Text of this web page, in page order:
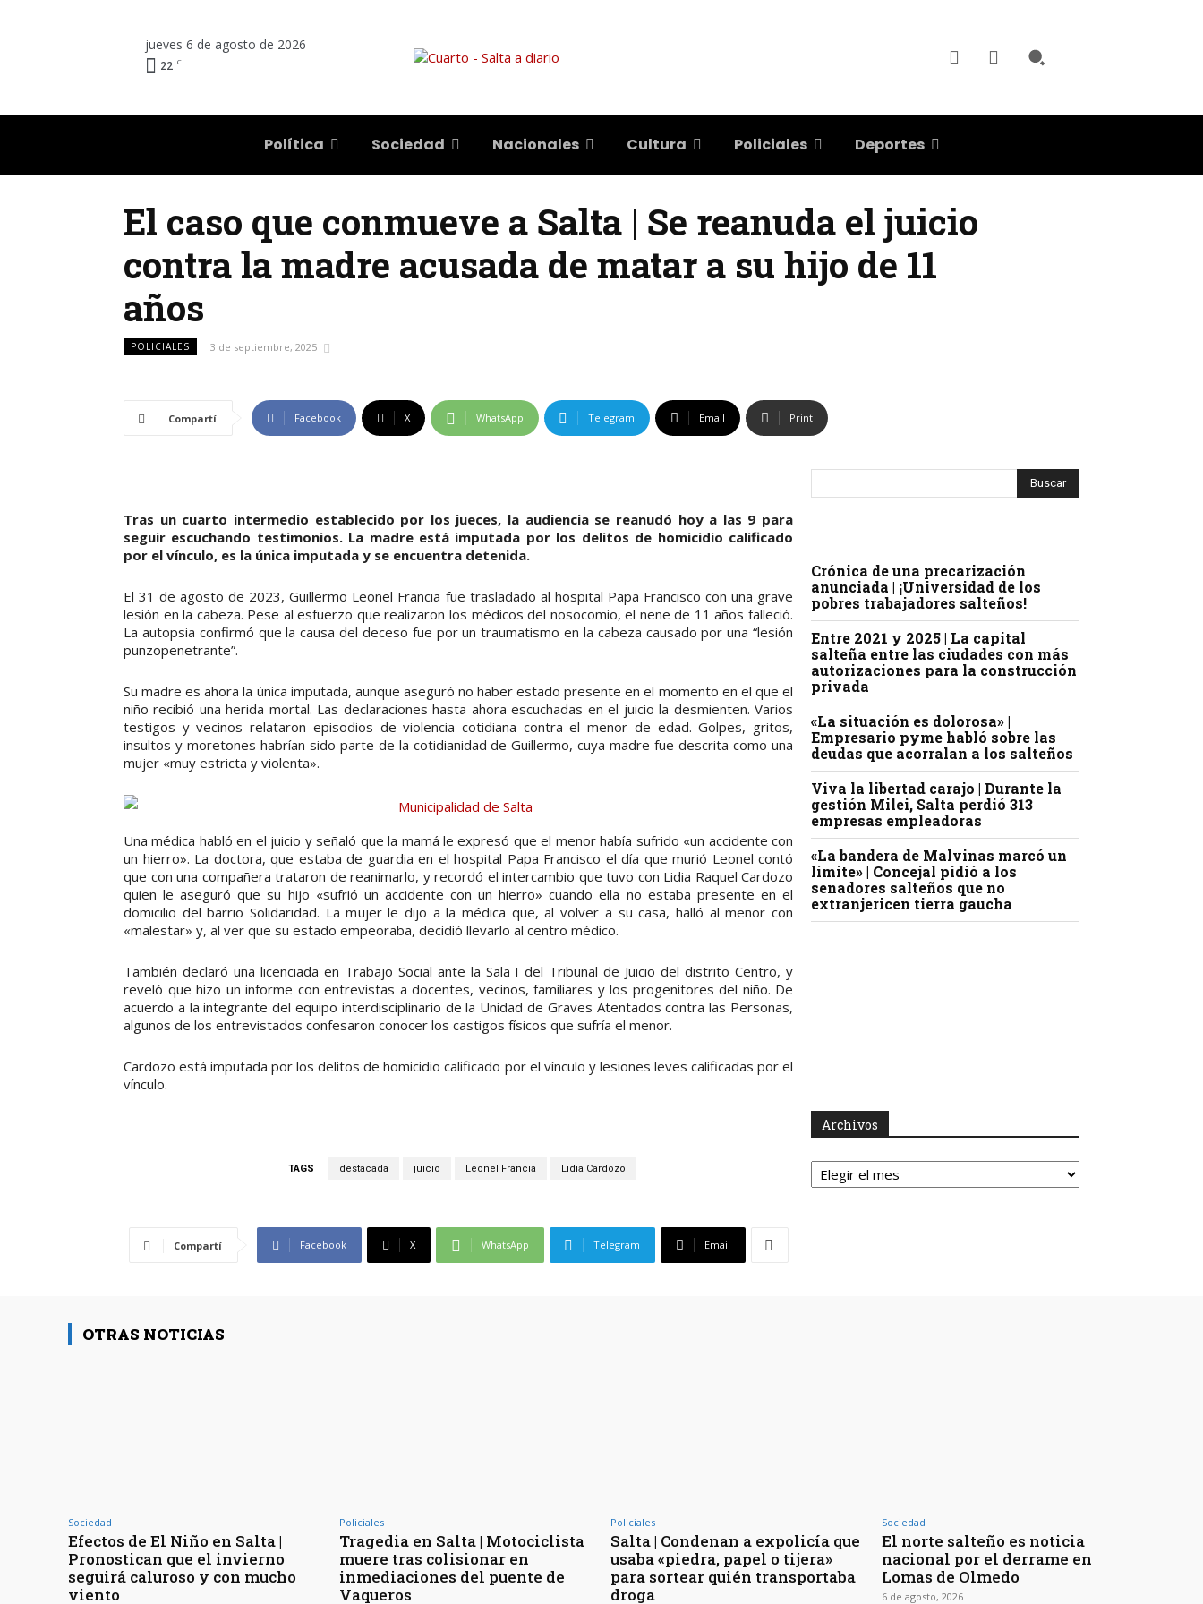
jueves 6 de agosto de 2026
22 C
Política Sociedad Nacionales Cultura Policiales Deportes
El caso que conmueve a Salta | Se reanuda el juicio
contra la madre acusada de matar a su hijo de 11
años
POLICIALES 3 de septiembre, 2025
Compartí Facebook X WhatsApp Telegram Email Print
Tras un cuarto intermedio establecido por los jueces, la audiencia se reanudó hoy a las 9 para
seguir escuchando testimonios. La madre está imputada por los delitos de homicidio calificado
por el vínculo, es la única imputada y se encuentra detenida.
El 31 de agosto de 2023, Guillermo Leonel Francia fue trasladado al hospital Papa Francisco con una grave
lesión en la cabeza. Pese al esfuerzo que realizaron los médicos del nosocomio, el nene de 11 años falleció.
La autopsia confirmó que la causa del deceso fue por un traumatismo en la cabeza causado por una “lesión
punzopenetrante”.
Su madre es ahora la única imputada, aunque aseguró no haber estado presente en el momento en el que el
niño recibió una herida mortal. Las declaraciones hasta ahora escuchadas en el juicio la desmienten. Varios
testigos y vecinos relataron episodios de violencia cotidiana contra el menor de edad. Golpes, gritos,
insultos y moretones habrían sido parte de la cotidianidad de Guillermo, cuya madre fue descrita como una
mujer «muy estricta y violenta».
Una médica habló en el juicio y señaló que la mamá le expresó que el menor había sufrido «un accidente con
un hierro». La doctora, que estaba de guardia en el hospital Papa Francisco el día que murió Leonel contó
que con una compañera trataron de reanimarlo, y recordó el intercambio que tuvo con Lidia Raquel Cardozo
quien le aseguró que su hijo «sufrió un accidente con un hierro» cuando ella no estaba presente en el
domicilio del barrio Solidaridad. La mujer le dijo a la médica que, al volver a su casa, halló al menor con
«malestar» y, al ver que su estado empeoraba, decidió llevarlo al centro médico.
También declaró una licenciada en Trabajo Social ante la Sala I del Tribunal de Juicio del distrito Centro, y
reveló que hizo un informe con entrevistas a docentes, vecinos, familiares y los progenitores del niño. De
acuerdo a la integrante del equipo interdisciplinario de la Unidad de Graves Atentados contra las Personas,
algunos de los entrevistados confesaron conocer los castigos físicos que sufría el menor.
Cardozo está imputada por los delitos de homicidio calificado por el vínculo y lesiones leves calificadas por el
vínculo.
TAGS destacada juicio Leonel Francia Lidia Cardozo
Compartí Facebook X WhatsApp Telegram Email
Crónica de una precarización
anunciada | ¡Universidad de los
pobres trabajadores salteños!
Entre 2021 y 2025 | La capital
salteña entre las ciudades con más
autorizaciones para la construcción
privada
«La situación es dolorosa» |
Empresario pyme habló sobre las
deudas que acorralan a los salteños
Viva la libertad carajo | Durante la
gestión Milei, Salta perdió 313
empresas empleadoras
«La bandera de Malvinas marcó un
límite» | Concejal pidió a los
senadores salteños que no
extranjericen tierra gaucha
Archivos
Archivos
OTRAS NOTICIAS
Sociedad
Efectos de El Niño en Salta |
Pronostican que el invierno
seguirá caluroso y con mucho
viento
Policiales
Tragedia en Salta | Motociclista
muere tras colisionar en
inmediaciones del puente de
Vaqueros
Policiales
Salta | Condenan a expolicía que
usaba «piedra, papel o tijera»
para sortear quién transportaba
droga
Sociedad
El norte salteño es noticia
nacional por el derrame en
Lomas de Olmedo
6 de agosto, 2026